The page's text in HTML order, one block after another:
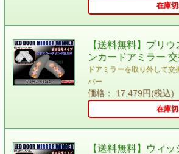
在庫
【送料無料】プリ
ンカードアミラー
ドアミラーを取り外して
バー
価格： 17,479円(税込)
在庫
【送料無料】ウィ